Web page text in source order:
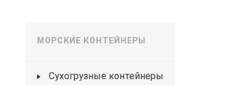
МОРСКИЕ КОНТЕЙНЕРЫ
Сухогрузные контейнеры